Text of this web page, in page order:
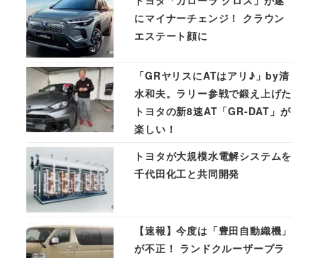
にマイナーチェンジ！ クラウン
エステート顔に
「GRヤリスにATはアリ♪」by清
水和夫。ラリー参戦で鍛え上げた
トヨタの新8速AT「GR-DAT」が
楽しい！
トヨタが大規模水電解システムを
千代田化工と共同開発
【速報】今度は「豊田自動織機」
が不正！ ランドクルーザープラ